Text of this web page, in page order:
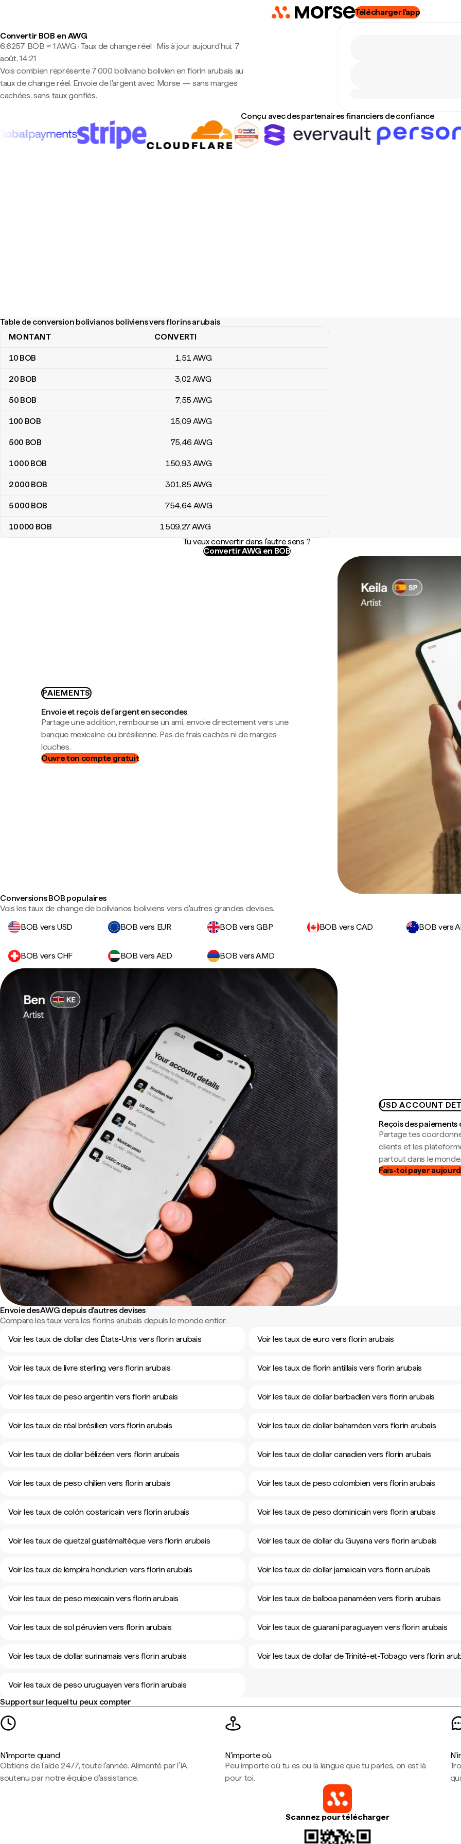
Télécharger l'app
Convertir BOB en AWG
6,6257 BOB ≈ 1 AWG · Taux de change réel · Mis à jour aujourd’hui, 7
août, 14:21
Vois combien représente 7 000 boliviano bolivien en florin arubais au
taux de change réel. Envoie de l'argent avec Morse — sans marges
cachées, sans taux gonflés.
Conçu avec des partenaires financiers de confiance
Table de conversion bolivianos boliviens vers florins arubais
Table de conversion bolivianos boliviens vers florins arubais
MONTANT CONVERTI
10 BOB 1,51 AWG
20 BOB 3,02AWG
50 BOB 7,55 AWG
100 BOB 15,09 AWG
500 BOB 75,46 AWG
1 000 BOB 150,93 AWG
2 000 BOB 301,85 AWG
5 000 BOB 754,64 AWG
10 000 BOB 1 509,27AWG
Tu veux convertir dans l'autre sens ?
Convertir AWG en BOB
PAIEMENTS
Envoie et reçois de l'argent en secondes
Partage une addition, rembourse un ami, envoie directement vers une
banque mexicaine ou brésilienne. Pas de frais cachés ni de marges
louches.
Ouvre ton compte gratuit
Conversions BOB populaires
Vois les taux de change de bolivianos boliviens vers d'autres grandes devises.
BOB vers USD
BOB vers EUR BOB vers GBP BOB vers CAD BOB vers
BOB vers CHF BOB vers AED BOB vers AMD
USD ACCOUNT
Reçois des
Partage tes
clients et les
partout dans le monde.
Fais-toi payer
Envoie des AWG depuis d'autres devises
Compare les taux vers les florins arubais depuis le monde entier.
Voir les taux de dollar des États-Unis vers florin arubais
Voir les taux de euro vers florin arubais
Voir les taux de livre sterling vers florin arubais Voir les taux de florin antillais vers florin arubais
Voir les taux de peso argentin vers florin arubais Voir les taux de dollar barbadien vers florin arubais
Voir les taux de réal brésilien vers florin arubais Voir les taux de dollar bahaméen vers florin arubais
Voir les taux de dollar bélizéen vers florin arubais Voir les taux de dollar canadien vers florin arubais
Voir les taux de peso chilien vers florin arubais Voir les taux de peso colombien vers florin arubais
Voir les taux de colón costaricain vers florin arubais Voir les taux de peso dominicain vers florin arubais
Voir les taux de quetzal guatémaltèque vers florin arubais Voir les taux de dollar du Guyana vers florin arubais
Voir les taux de lempira hondurien vers florin arubais Voir les taux de dollar jamaïcain vers florin arubais
Voir les taux de peso mexicain vers florin arubais Voir les taux de balboa panaméen vers florin arubais
Voir les taux de sol péruvien vers florin arubais Voir les taux de guaraní paraguayen vers florin arubais
Voir les taux de dollar surinamais vers florin arubais Voir les taux de dollar de Trinité-et-Tobago vers florin
Voir les taux de peso uruguayen vers florin arubais
Support sur lequel tu peux compter
N'importe quand
Obtiens de l'aide 24/7, toute l'année. Alimenté par l'IA,
soutenu par notre équipe d'assistance.
N'importe où
Peu importe où tu es ou la langue que tu parles, on est là
pour toi.
Scannez pour télécharger